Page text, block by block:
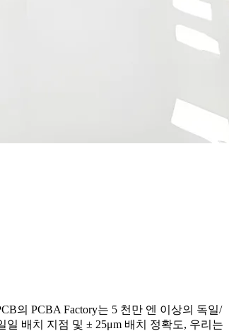
의 PCBA Factory는 5 천만 엔 이상의 독일/
배치 지점 및 ± 25μm 배치 정확도, 우리는